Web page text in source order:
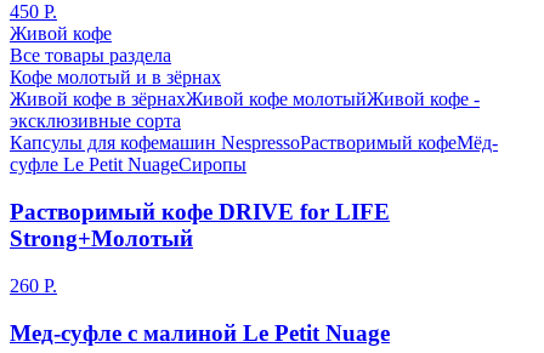
450 Р.
Живой кофе
Все товары раздела
Кофе молотый и в зёрнах
Живой кофе в зёрнахЖивой кофе молотыйЖивой кофе -
эксклюзивные сорта
Капсулы для кофемашин NespressoРастворимый кофеМёд-
суфле Le Petit NuageСиропы
Растворимый кофе DRIVE for LIFE
Strong+Молотый
260 Р.
Мед-суфле с малиной Le Petit Nuage